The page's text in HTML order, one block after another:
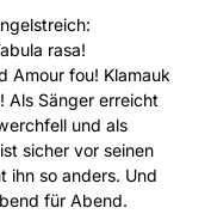
rasa!
Amour fou! Klamauk
Als Sänger erreicht
und als
sicher vor seinen
ihn so anders. Und
für Abend.